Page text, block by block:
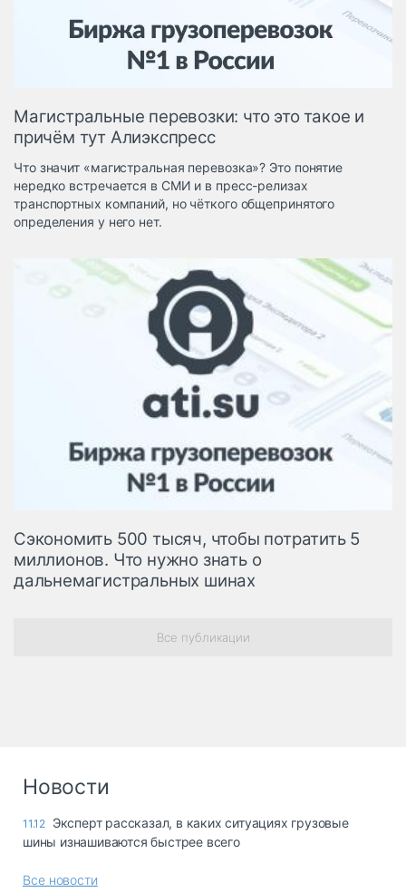
Негабаритные и
опасные грузы
Безопасность и
Таможня и ВЭД
грузовые
терминалы
Коммерческий
транспорт
Автосервис,
запчасти, шины
Топливо, масла и
автохимия
Дзен
Магистральные перевозки: что это такое и
причём тут Алиэкспресс
Что значит «магистральная перевозка»? Это понятие
нередко встречается в СМИ и в пресс-релизах
транспортных компаний, но чёткого общепринятого
определения у него нет.
Сэкономить 500 тысяч, чтобы потратить 5
миллионов. Что нужно знать о
дальнемагистральных шинах
Все публикации
Новости
11.12 Эксперт рассказал, в каких ситуациях грузовые
шины изнашиваются быстрее всего
Все новости